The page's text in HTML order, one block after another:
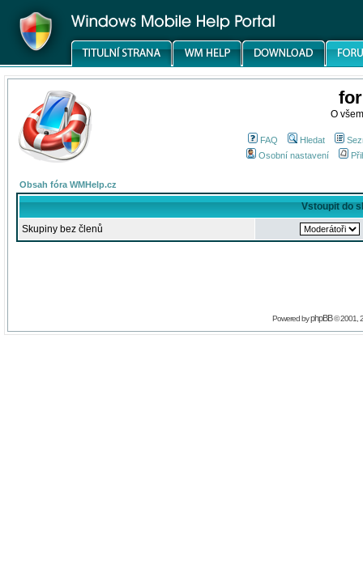
O
FAQ Hledat
Osobní nastavení
Obsah fóra WMHelp.cz
Vstoupit do
Skupiny bez členů
Powered byphpBB© 2001,